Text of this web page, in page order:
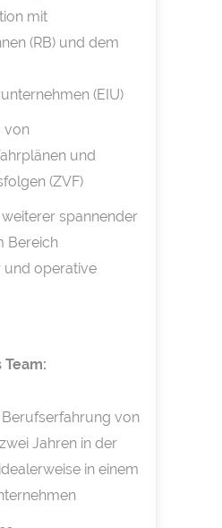
mit
(RB) und dem
(EIU)
von
und
(ZVF)
spannender
Bereich
und operative
von
Jahren in der
in einem